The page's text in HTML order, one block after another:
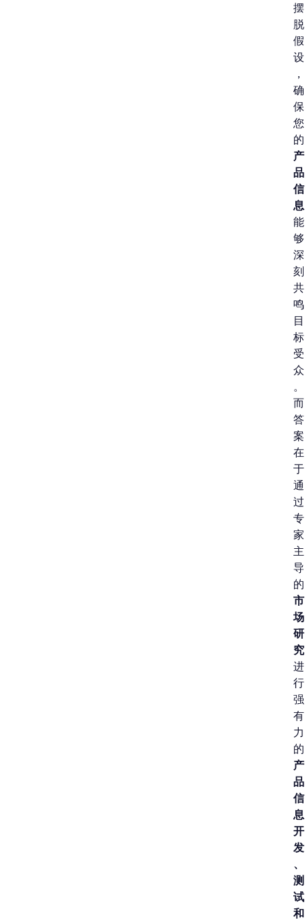
摆
脱
假
设
，
确
保
您
的
产
品
信
息
能
够
深
刻
共
鸣
目
标
受
众
。
而
答
案
在
于
通
过
专
家
主
导
的
市
场
研
究
进
行
强
有
力
的
产
品
信
息
开
发
、
测
试
和